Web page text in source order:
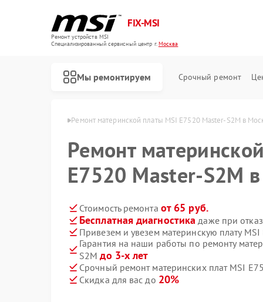
FIX-MSI
Ремонт устройств MSI
Специализированный cервисный центр г.Москва
Мы ремонтируем Срочный ремонт
плат MSI в Москве Ремонт материнской платы MSI E7520 Master-S2M в
Ремонт
E7520 Master-S2M
Стоимость ремонта от 65 руб.
Бесплатная диагностика даже при
Привезем и увезем материнскую плату
Гарантия на наши работы по ремонту
S2Mдо 3-х лет
Срочный ремонт материнских плат MSI
Скидка для вас до 20%